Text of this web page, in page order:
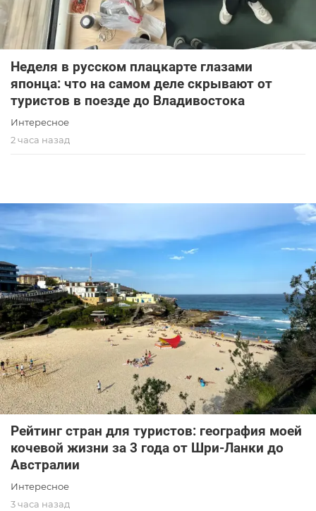
Неделя в русском плацкарте глазами
японца: что на самом деле скрывают от
туристов в поезде до Владивостока
Интересное
2 часа назад
Рейтинг стран для туристов: география моей
кочевой жизни за 3 года от Шри-Ланки до
Австралии
Интересное
3 часа назад